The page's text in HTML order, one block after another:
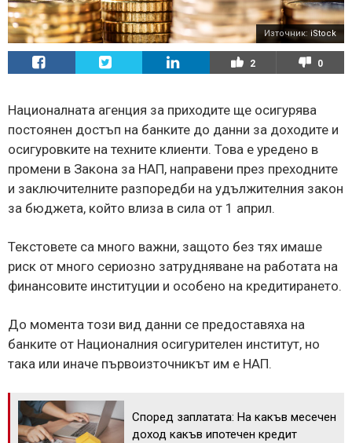
Източник: iStock
2 0
Националната агенция за приходите ще осигурява
постоянен достъп на банките до данни за доходите и
осигуровките на техните клиенти. Това е уредено в
промени в Закона за НАП, направени през преходните
и заключителните разпоредби на удължителния закон
за бюджета, който влиза в сила от 1 април.
Текстовете са много важни, защото без тях имаше
риск от много сериозно затрудняване на работата на
финансовите институции и особено на кредитирането.
До момента този вид данни се предоставяха на
банките от Националния осигурителен институт, но
така или иначе първоизточникът им е НАП.
Според заплатата: На какъв месечен
доход какъв ипотечен кредит